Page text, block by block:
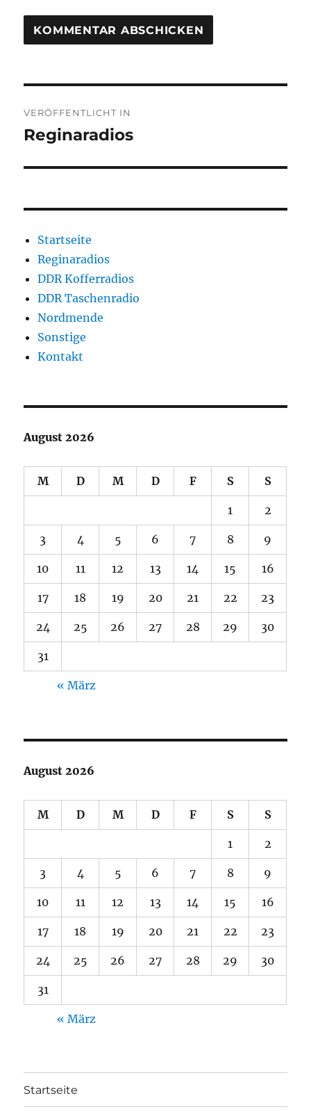
VERÖFFENTLICHT IN
Reginaradios
Startseite
Reginaradios
DDR Kofferradios
DDR Taschenradio
Nordmende
Sonstige
Kontakt
August 2026
M D M D F S S
1 2
3 4 5 6 7 8 9
10 11 12 13 14 15 16
17 18 19 20 21 22 23
24 25 26 27 28 29 30
31
« März
August 2026
M D M D F S S
1 2
3 4 5 6 7 8 9
10 11 12 13 14 15 16
17 18 19 20 21 22 23
24 25 26 27 28 29 30
31
« März
Startseite